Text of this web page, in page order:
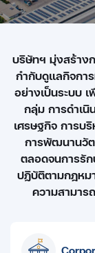
บริษัทฯ มุ่งสร้าง
กำกับดูแลกิจกา
อย่างเป็นระบบ
กลุ่ม การดำเ
เศรษฐกิจ การบ
การพัฒนานวัต
ตลอดจนการรั
ปฏิบัติตามกฎหม
ความสามาร